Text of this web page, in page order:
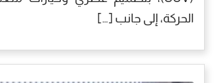
الحركة، إلى جانب […]